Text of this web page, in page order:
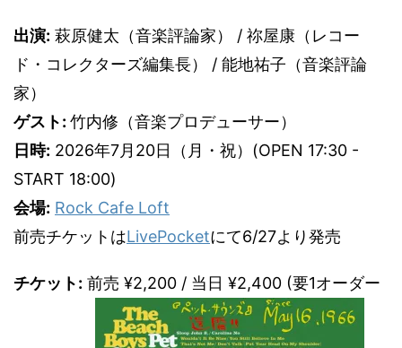
出演: 萩原健太（音楽評論家） / 祢屋康（レコー
ド・コレクターズ編集長） / 能地祐子（音楽評論
家）
ゲスト: 竹内修（音楽プロデューサー）
日時: 2026年7月20日（月・祝）(OPEN 17:30 -
START 18:00)
会場: Rock Cafe Loft
前売チケットはLivePocketにて6/27より発売
チケット: 前売 ¥2,200 / 当日 ¥2,400 (要1オーダー